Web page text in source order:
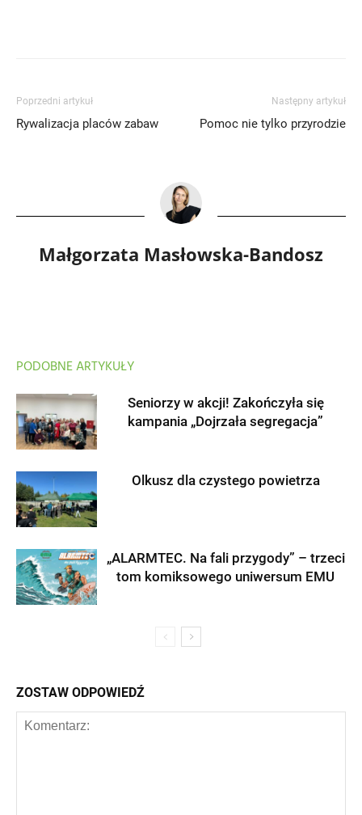
Poprzedni artykuł
Rywalizacja placów zabaw
Następny artykuł
Pomoc nie tylko przyrodzie
Małgorzata Masłowska-Bandosz
PODOBNE ARTYKUŁY
Seniorzy w akcji! Zakończyła się
kampania „Dojrzała segregacja”
Olkusz dla czystego powietrza
„ALARMTEC. Na fali przygody” – trzeci
tom komiksowego uniwersum EMU
ZOSTAW ODPOWIEDŹ